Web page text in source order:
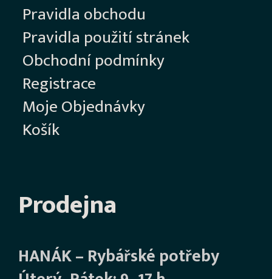
Pravidla obchodu
Pravidla použití stránek
Obchodní podmínky
Registrace
Moje Objednávky
Košík
Prodejna
HANÁK – Rybářské potřeby